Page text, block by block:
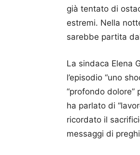
già tentato di
estremi. Nella
sarebbe partita
La sindaca Elena
l’episodio “uno
“profondo
ha parlato di
ricordato il
messaggi di